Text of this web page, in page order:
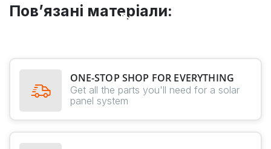
Пов’язані матеріали:
ONE-STOP SHOP FOR EVERYTHING
Get all the parts you'll need for a solar
panel system